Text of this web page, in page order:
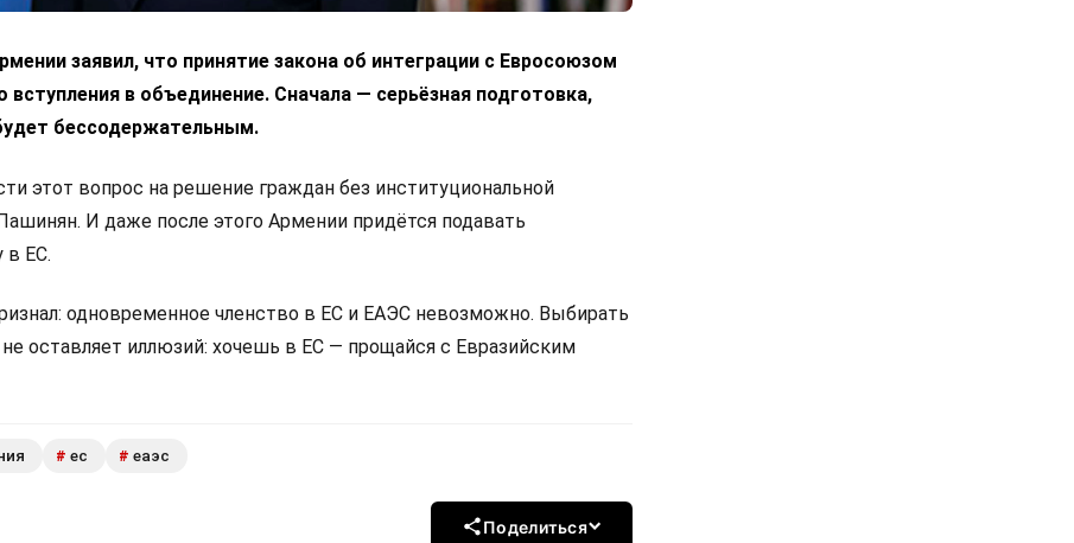
заявил, что принятие закона об интеграции с Евросоюзом
вступления в объединение. Сначала — серьёзная подготовка,
бессодержательным.
этот вопрос на решение граждан без институциональной
И даже после этого Армении придётся подавать
в ЕС.
одновременное членство в ЕС и ЕАЭС невозможно. Выбирать
оставляет иллюзий: хочешь в ЕС — прощайся с Евразийским
# ес # еаэс
Поделиться